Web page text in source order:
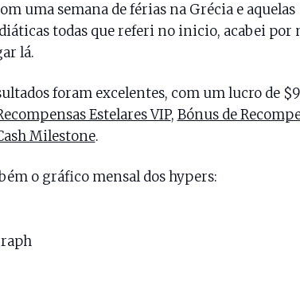
uma semana de férias na Grécia e aquelas
todas que referi no inicio, acabei por
lá.
foram excelentes, com um lucro de
Estelares VIP, Bónus de
Milestone.
o gráfico mensal dos hypers: